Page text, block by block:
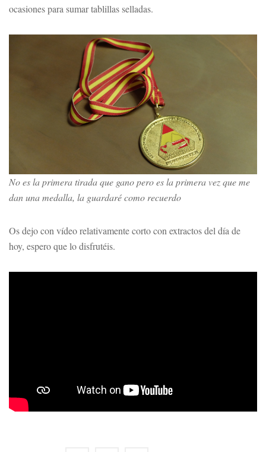
ocasiones para sumar tablillas selladas.
No es la primera tirada que gano pero es la primera vez que me
dan una medalla, la guardaré como recuerdo
Os dejo con vídeo relativamente corto con extractos del día de
hoy, espero que lo disfrutéis.